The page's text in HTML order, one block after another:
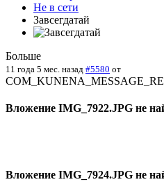
Не в сети
Завсегдатай
Больше
11 года 5 мес. назад #5580 от
Вложение IMG_7922.JPG не
Вложение IMG_7924.JPG не